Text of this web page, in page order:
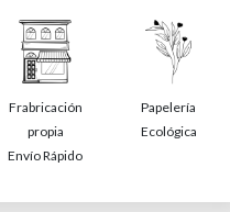
Frabricación
propia
Envío Rápido
Papelería
Ecológica